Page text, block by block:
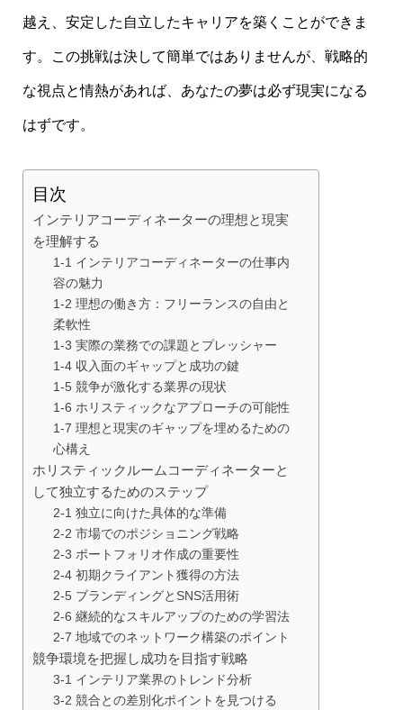
越え、安定した自立したキャリアを築くことができま
す。この挑戦は決して簡単ではありませんが、戦略的
な視点と情熱があれば、あなたの夢は必ず現実になる
はずです。
目次
インテリアコーディネーターの理想と現実
を理解する
1-1 インテリアコーディネーターの仕事内
容の魅力
1-2 理想の働き方：フリーランスの自由と
柔軟性
1-3 実際の業務での課題とプレッシャー
1-4 収入面のギャップと成功の鍵
1-5 競争が激化する業界の現状
1-6 ホリスティックなアプローチの可能性
1-7 理想と現実のギャップを埋めるための
心構え
ホリスティックルームコーディネーターと
して独立するためのステップ
2-1 独立に向けた具体的な準備
2-2 市場でのポジショニング戦略
2-3 ポートフォリオ作成の重要性
2-4 初期クライアント獲得の方法
2-5 ブランディングとSNS活用術
2-6 継続的なスキルアップのための学習法
2-7 地域でのネットワーク構築のポイント
競争環境を把握し成功を目指す戦略
3-1 インテリア業界のトレンド分析
3-2 競合との差別化ポイントを見つける